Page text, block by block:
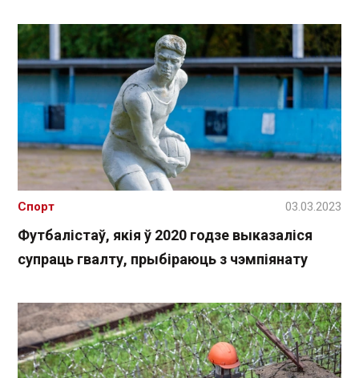
Футбалістаў, якія ў 2020 годзе выказаліся
супраць гвалту, прыбіраюць з чэмпіянату
Спорт 03.03.2023